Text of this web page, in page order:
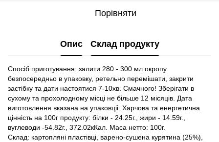
Порівняти
Опис Склад продукту
Спосіб приготування: залити 280 - 300 мл окропу
безпосередньо в упаковку, ретельно перемішати, закрити
застібку та дати настоятися 7-10хв. Смачного! Зберігати в
сухому та прохолодному місці не більше 12 місяців. Дата
виготовлення вказана на упаковціі. Харчова та енергетична
цінність на 100г продукту: білки - 24.25г., жири - 14.59г.,
вуглеводи -54.82г., 372.02кКал. Маса нетто: 100г.
Склад: картопляні пластівці, варено-сушена курятина (25%),